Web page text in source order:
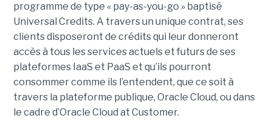
programme de type « pay-as-you-go » baptisé
Universal Credits. A travers un unique contrat, ses
clients disposeront de crédits qui leur donneront
accès à tous les services actuels et futurs de ses
plateformes IaaS et PaaS et qu’ils pourront
consommer comme ils l’entendent, que ce soit à
travers la plateforme publique, Oracle Cloud, ou dans
le cadre d’Oracle Cloud at Customer.